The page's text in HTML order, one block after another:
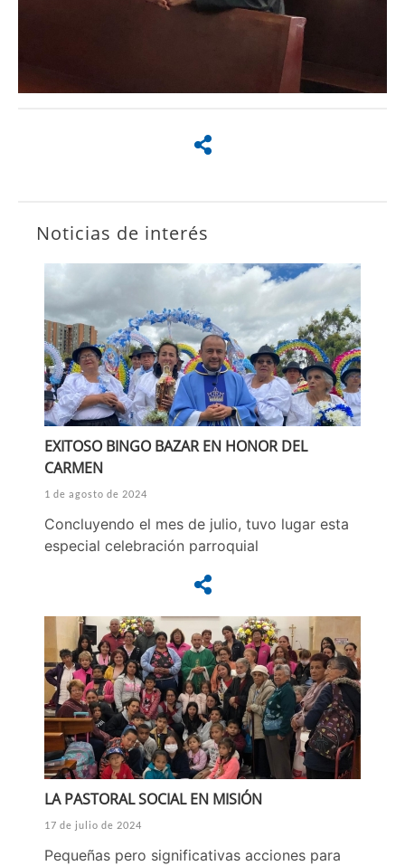
Noticias de interés
EXITOSO BINGO BAZAR EN HONOR DEL
CARMEN
1 de agosto de 2024
Concluyendo el mes de julio, tuvo lugar esta
especial celebración parroquial
LA PASTORAL SOCIAL EN MISIÓN
17 de julio de 2024
Pequeñas pero significativas acciones para